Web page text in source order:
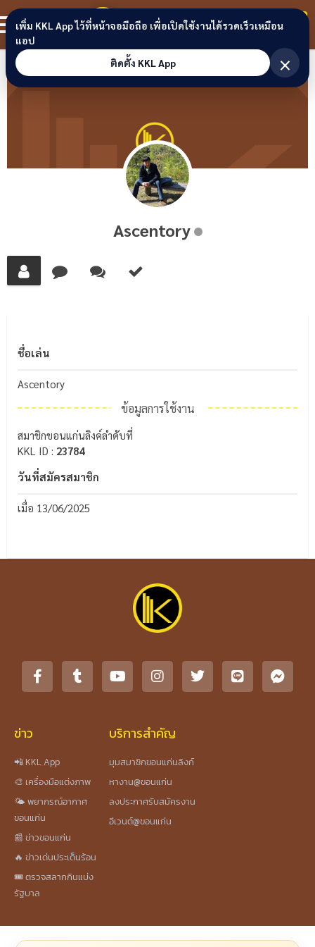
Skip to content
ขอนแก่นลิงก์ สมาชิก
Ascentory
ชื่อเล่น
Ascentory
ข้อมูลการใช้งาน
สมาชิกขอนแก่นลิงค์ลำดับที่
KKL ID : 23784
วันที่สมัครสมาชิก
เมื่อ 13/06/2025
ข่าว
📲 KKL App
🎨 เครื่องมือแต่งภาพ
🌤️ พยากรณ์อากาศ
ขอนแก่น
📰 ข่าวขอนแก่น
🔥 ข่าวเด่นประเด็นร้อน
🎟️ ตรวจสลากกินแบ่ง
รัฐบาล
บริการสำคัญ
มุมสมาชิกขอนแก่นลิงก์
หางาน@ขอนแก่น
ลงประกาศรับสมัครงาน
อีเวนต์@ขอนแก่น
เพิ่ม KKL App ไว้ที่หน้าจอมือถือ เพื่อเปิดใช้งานได้รวดเร็วเหมือน
แอป
ติดตั้ง KKL App
×